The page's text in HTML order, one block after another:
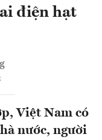
điện hạt
Việt Nam có
nước, người